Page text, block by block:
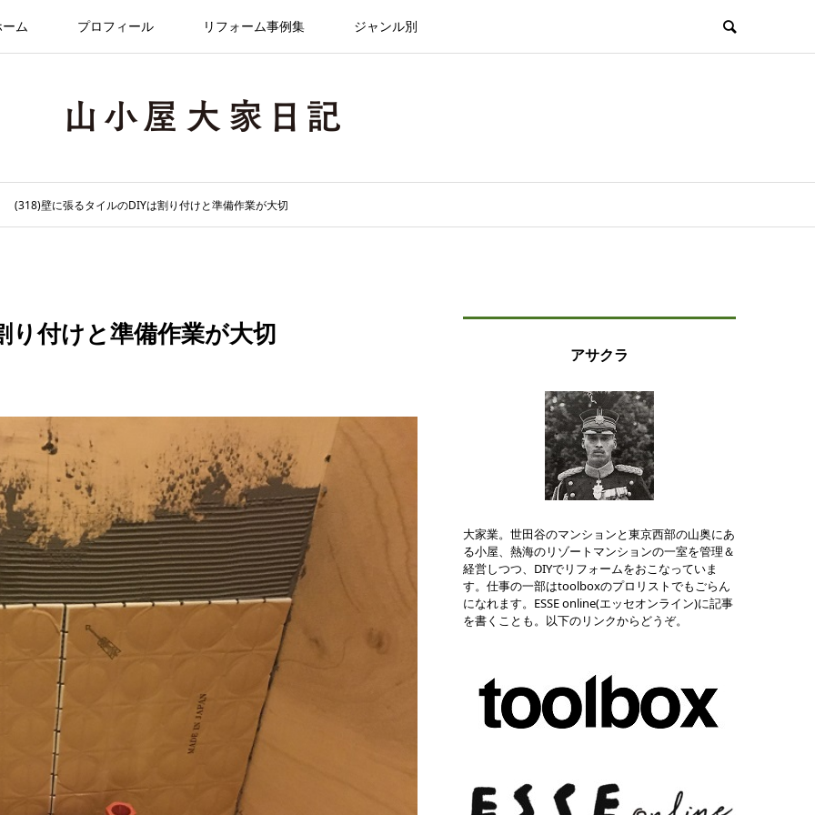
ム プロフィール リフォーム事例集 ジャンル別
(318)壁に張るタイルのDIYは割り付けと準備作業が大切
付けと準備作業が大切
アサクラ
大家業。世田谷のマンションと東京西部の山奥にあ
る小屋、熱海のリゾートマンションの一室を管理＆
経営しつつ、DIYでリフォームをおこなっていま
す。仕事の一部はtoolboxのプロリストでもごらん
になれます。ESSE online(エッセオンライン)に記事
を書くことも。以下のリンクからどうぞ。